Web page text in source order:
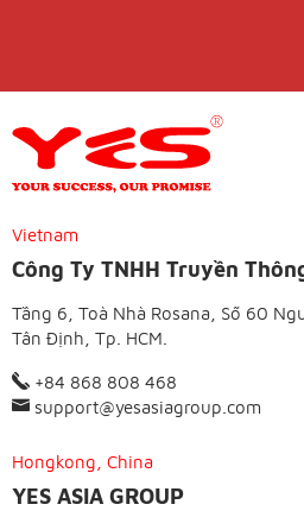
Vietnam
Công Ty TNHH Truyền
Tầng 6, Toà Nhà Rosana, Số 60
Tân Định, Tp. HCM.
+84 868 808 468
support@yesasiagroup.com
Hongkong, China
YES ASIA GROUP